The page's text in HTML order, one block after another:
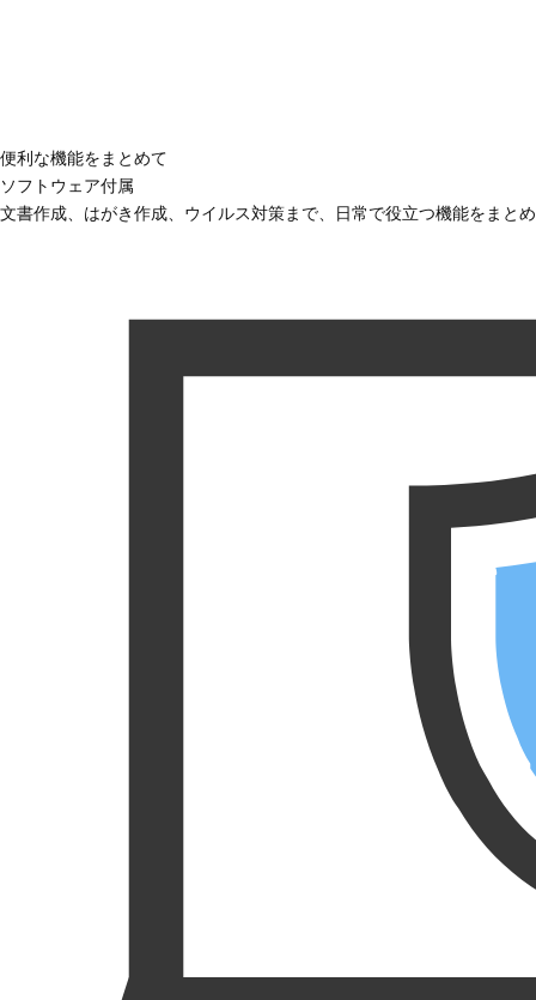
便利な機能をまとめて
ソフトウェア付属
文書作成、はがき作成、ウイルス対策まで、日常で役立つ機能をまと